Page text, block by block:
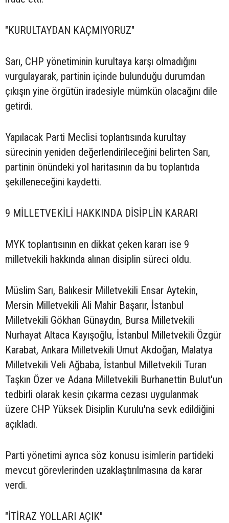
"KURULTAYDAN KAÇMIYORUZ"
Sarı, CHP yönetiminin kurultaya karşı olmadığını
vurgulayarak, partinin içinde bulunduğu durumdan
çıkışın yine örgütün iradesiyle mümkün olacağını dile
getirdi.
Yapılacak Parti Meclisi toplantısında kurultay
sürecinin yeniden değerlendirileceğini belirten Sarı,
partinin önündeki yol haritasının da bu toplantıda
şekilleneceğini kaydetti.
9 MİLLETVEKİLİ HAKKINDA DİSİPLİN KARARI
MYK toplantısının en dikkat çeken kararı ise 9
milletvekili hakkında alınan disiplin süreci oldu.
Müslim Sarı, Balıkesir Milletvekili Ensar Aytekin,
Mersin Milletvekili Ali Mahir Başarır, İstanbul
Milletvekili Gökhan Günaydın, Bursa Milletvekili
Nurhayat Altaca Kayışoğlu, İstanbul Milletvekili Özgür
Karabat, Ankara Milletvekili Umut Akdoğan, Malatya
Milletvekili Veli Ağbaba, İstanbul Milletvekili Turan
Taşkın Özer ve Adana Milletvekili Burhanettin Bulut'un
tedbirli olarak kesin çıkarma cezası uygulanmak
üzere CHP Yüksek Disiplin Kurulu'na sevk edildiğini
açıkladı.
Parti yönetimi ayrıca söz konusu isimlerin partideki
mevcut görevlerinden uzaklaştırılmasına da karar
verdi.
"İTİRAZ YOLLARI AÇIK"